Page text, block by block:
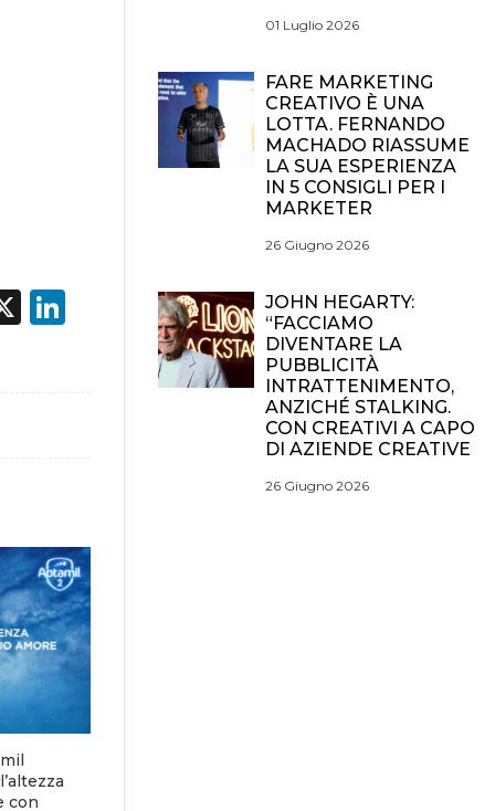
X LinkedIn
con
01 Luglio 2026
FARE MARKETING
CREATIVO È UNA
LOTTA. FERNANDO
MACHADO RIASSUME
LA SUA ESPERIENZA
IN 5 CONSIGLI PER I
MARKETER
26 Giugno 2026
JOHN HEGARTY:
“FACCIAMO
DIVENTARE LA
PUBBLICITÀ
INTRATTENIMENTO,
ANZICHÉ STALKING.
CON CREATIVI A CAPO
DI AZIENDE CREATIVE
26 Giugno 2026